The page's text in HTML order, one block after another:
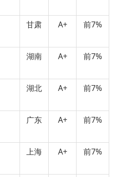
甘肃 A+ 前7%
湖南 A+ 前7%
湖北 A+ 前7%
广东 A+ 前7%
上海 A+ 前7%